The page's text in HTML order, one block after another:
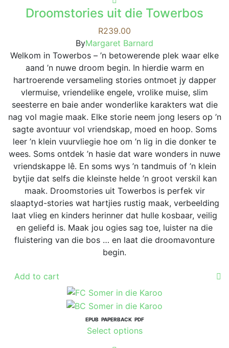
Droomstories uit die Towerbos
R239.00
ByMargaret Barnard
Welkom in Towerbos – ’n betowerende plek waar elke
aand ’n nuwe droom begin. In hierdie warm en
hartroerende versameling stories ontmoet jy dapper
vlermuise, vriendelike engele, vrolike muise, slim
seesterre en baie ander wonderlike karakters wat die
nag vol magie maak. Elke storie neem jong lesers op ’n
sagte avontuur vol vriendskap, moed en hoop. Soms
leer ’n klein vuurvliegie hoe om ’n lig in die donker te
wees. Soms ontdek ’n hasie dat ware wonders in nuwe
vriendskappe lê. En soms wys ’n tandmuis of ’n klein
bytjie dat selfs die kleinste helde ’n groot verskil kan
maak. Droomstories uit Towerbos is perfek vir
slaaptyd-stories wat hartjies rustig maak, verbeelding
laat vlieg en kinders herinner dat hulle kosbaar, veilig
en geliefd is. Maak jou ogies sag toe, luister na die
fluistering van die bos … en laat die droomavonture
begin.
Add to cart
EPUB PAPERBACK PDF
Select optionsThis